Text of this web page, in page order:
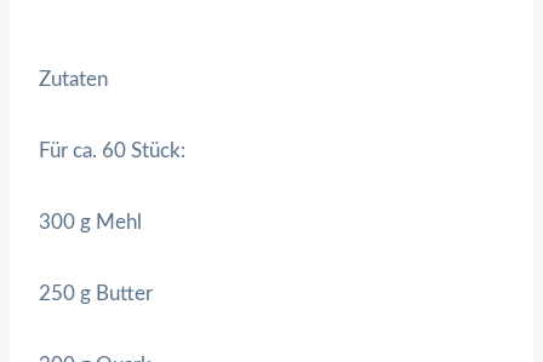
Zutaten
Für ca. 60 Stück:
300 g Mehl
250 g Butter